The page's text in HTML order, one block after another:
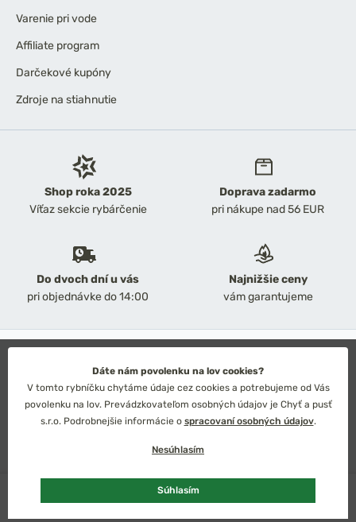
55,96 €
Shop roka 2025
Víťaz sekcie rybárčenie
Doprava zadarmo
pri nákupe nad 56 EUR
Do dvoch dní u vás
pri objednávke do 14:00
Najnižšie ceny
vám garantujeme
Varenie pri vode
Affiliate program
Darčekové kupóny
Zdroje na stiahnutie
Obchodné podmienky
Ochrana osobných údajov
Technické riešenie: Simplia s.r.o.
Strategický dizajn: Petr Široký
Dáte nám povolenku na lov cookies?
V tomto rybníčku chytáme údaje cez cookies a potrebujeme od Vás
povolenku na lov. Prevádzkovateľom osobných údajov je Chyť a pusť
s.r.o. Podrobnejšie informácie o spracovaní osobných údajov.
Nesúhlasím
Súhlasím